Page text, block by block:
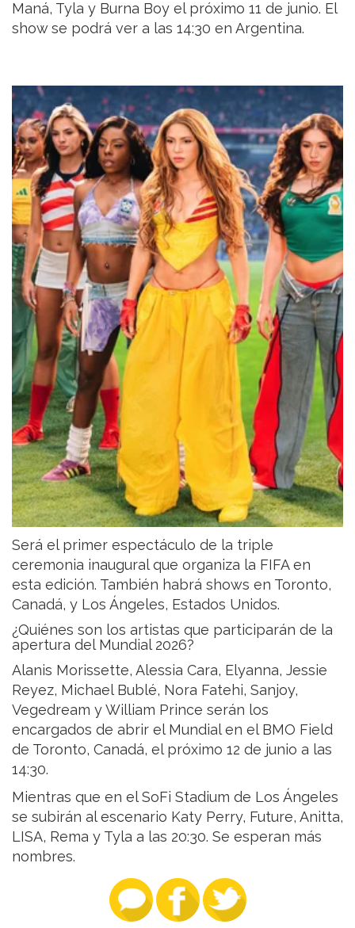
Maná, Tyla y Burna Boy el próximo 11 de junio. El
show se podrá ver a las 14:30 en Argentina.
Será el primer espectáculo de la triple
ceremonia inaugural que organiza la FIFA en
esta edición. También habrá shows en Toronto,
Canadá, y Los Ángeles, Estados Unidos.
¿Quiénes son los artistas que participarán de la
apertura del Mundial 2026?
Alanis Morissette, Alessia Cara, Elyanna, Jessie
Reyez, Michael Bublé, Nora Fatehi, Sanjoy,
Vegedream y William Prince serán los
encargados de abrir el Mundial en el BMO Field
de Toronto, Canadá, el próximo 12 de junio a las
14:30.
Mientras que en el SoFi Stadium de Los Ángeles
se subirán al escenario Katy Perry, Future, Anitta,
LISA, Rema y Tyla a las 20:30. Se esperan más
nombres.